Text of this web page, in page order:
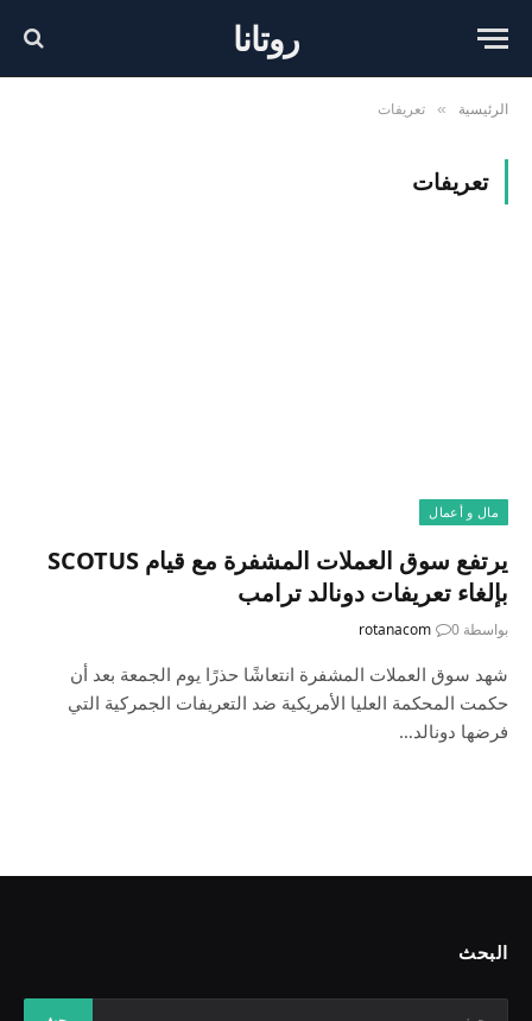
روتانا
الرئيسية » تعريفات
تعريفات
مال و أعمال
يرتفع سوق العملات المشفرة مع قيام SCOTUS
بإلغاء تعريفات دونالد ترامب
بواسطة rotanacom 0
شهد سوق العملات المشفرة انتعاشًا حذرًا يوم الجمعة بعد أن
حكمت المحكمة العليا الأمريكية ضد التعريفات الجمركية التي
فرضها دونالد…
البحث